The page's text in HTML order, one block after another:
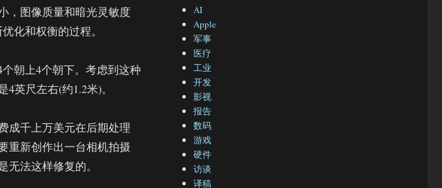
，图像质量和暗光灵敏度
化和权衡的过程。
朝上4个朝下。考虑到这种
英尺左右(约1.2米)。
成千上万美元在后期处理
重新创作出一台相机拍摄
法这样修复的。
AI
Apple
军事
医疗
工业
开发
影视
报告
数码
游戏
硬件
访谈
译稿